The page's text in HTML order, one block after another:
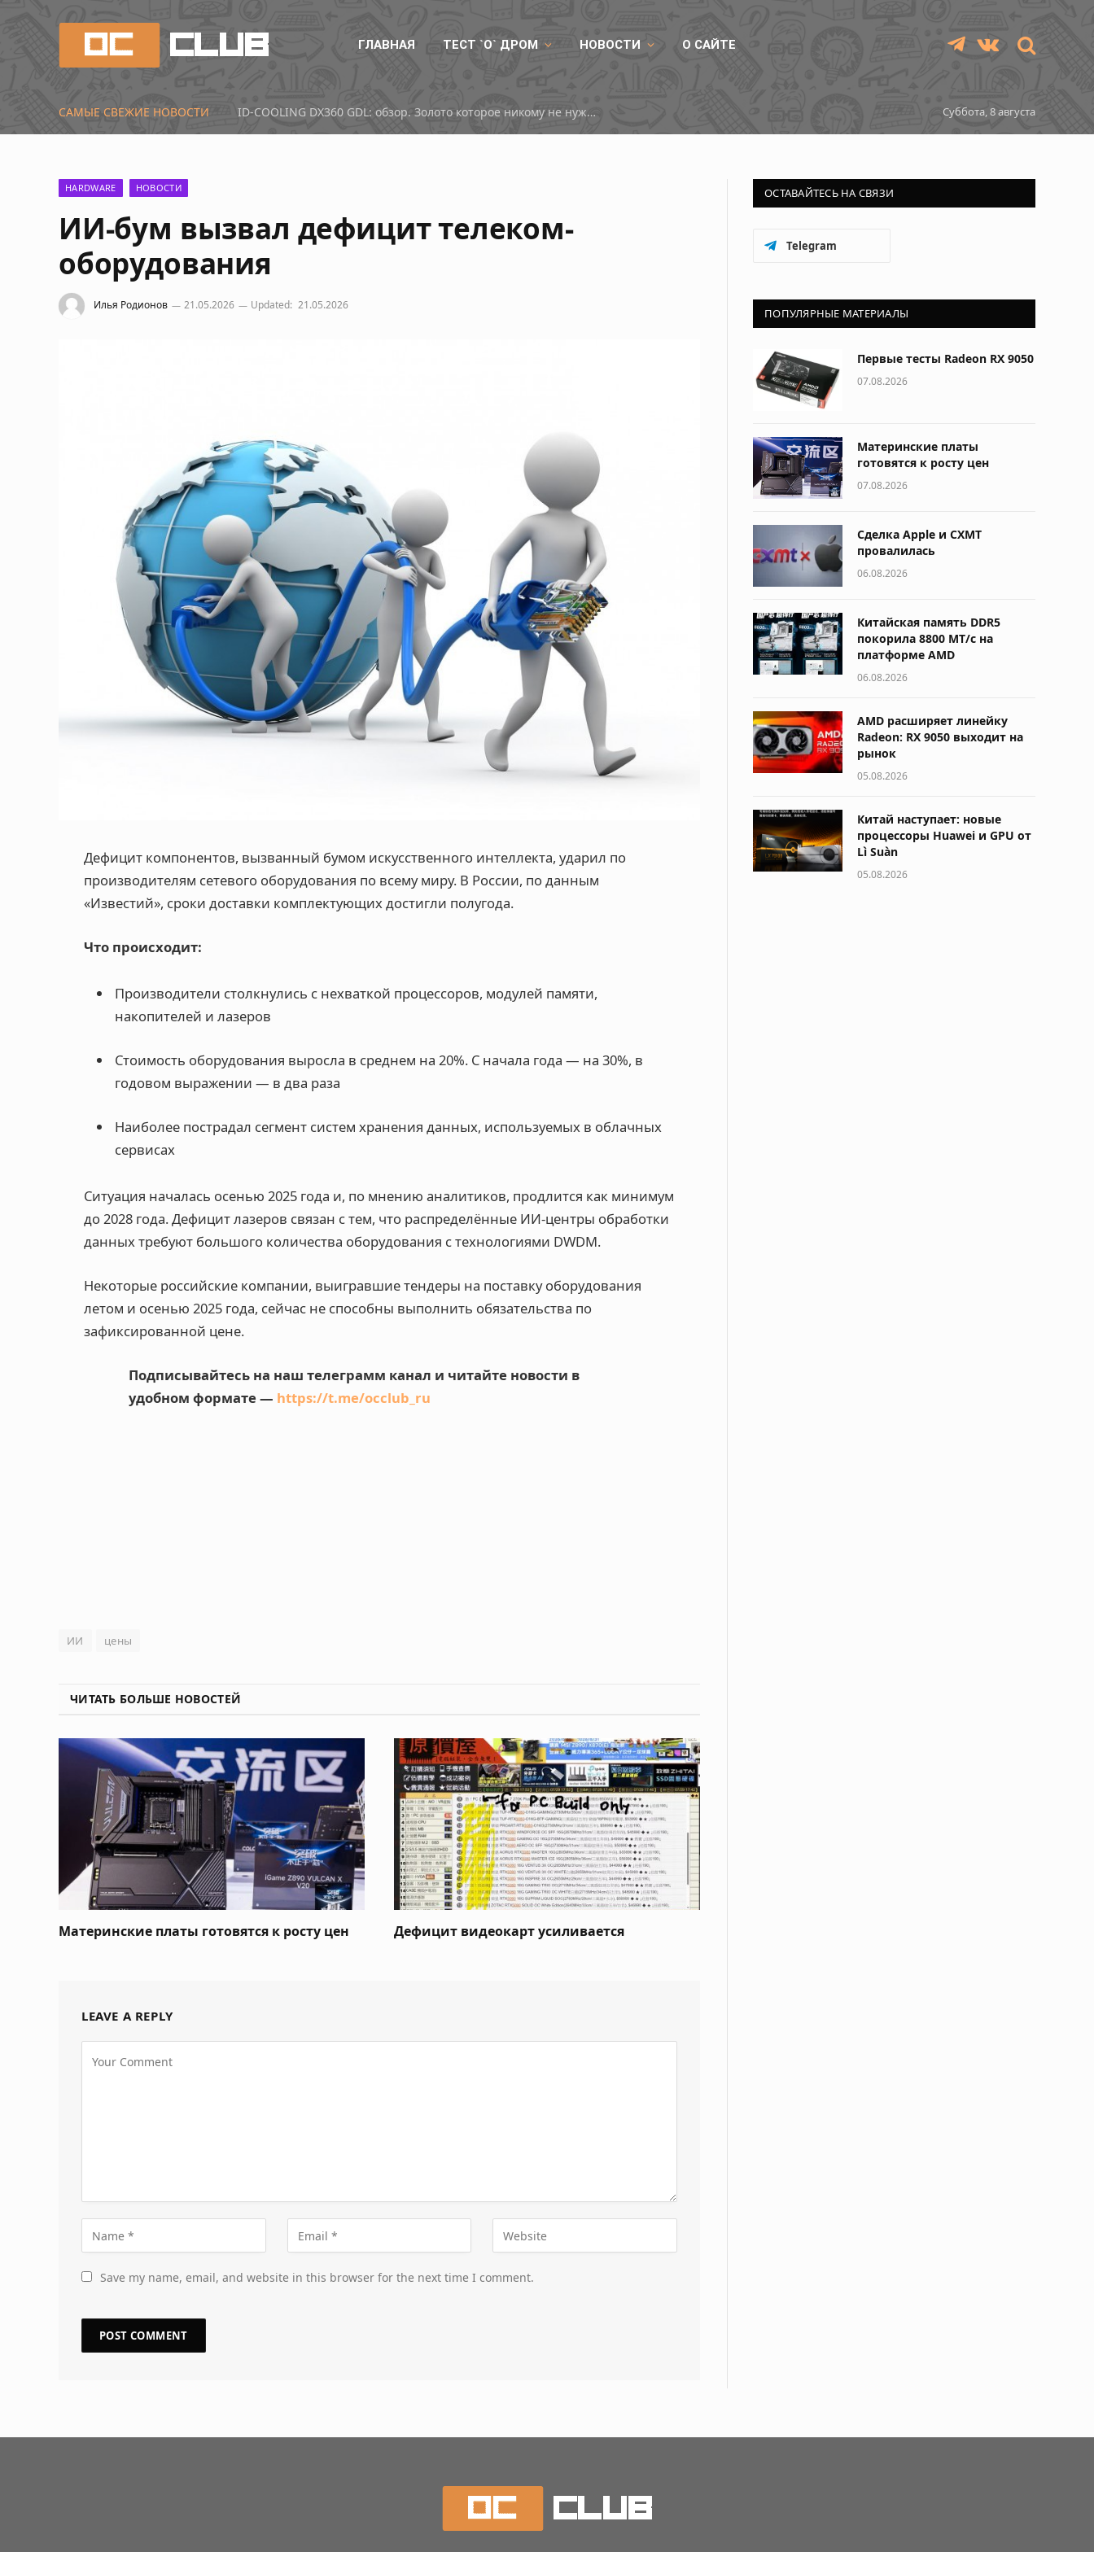
ГЛАВНАЯ ТЕСТ `О` ДРОМ НОВОСТИ О САЙТЕ TelegramVKontakte
САМЫЕ СВЕЖИЕ НОВОСТИ Первые тесты Radeon RX 9050 Суббота, 8 августа
HARDWARE НОВОСТИ
ИИ-бум вызвал дефицит телеком-
оборудования
Илья Родионов 21.05.2026 Updated: 21.05.2026
Дефицит компонентов, вызванный бумом искусственного интеллекта, ударил по
производителям сетевого оборудования по всему миру. В России, по данным
«Известий», сроки доставки комплектующих достигли полугода.
Что происходит:
Производители столкнулись с нехваткой процессоров, модулей памяти,
накопителей и лазеров
Стоимость оборудования выросла в среднем на 20%. C начала года — на 30%, в
годовом выражении — в два раза
Наиболее пострадал сегмент систем хранения данных, используемых в облачных
сервисах
Ситуация началась осенью 2025 года и, по мнению аналитиков, продлится как минимум
до 2028 года. Дефицит лазеров связан с тем, что распределённые ИИ-центры обработки
данных требуют большого количества оборудования с технологиями DWDM.
Некоторые российские компании, выигравшие тендеры на поставку оборудования
летом и осенью 2025 года, сейчас не способны выполнить обязательства по
зафиксированной цене.
Подписывайтесь на наш телеграмм канал и читайте новости в
удобном формате — https://t.me/occlub_ru
ИИ цены
ЧИТАТЬ БОЛЬШЕ НОВОСТЕЙ
Материнские платы готовятся к росту цен Дефицит видеокарт усиливается
LEAVE A REPLY
Save my name, email, and website in this browser for the next time I comment.
ОСТАВАЙТЕСЬ НА СВЯЗИ
Telegram
ПОПУЛЯРНЫЕ МАТЕРИАЛЫ
Первые тесты Radeon RX 9050
07.08.2026
Материнские платы
готовятся к росту цен
07.08.2026
Сделка Apple и CXMT
провалилась
06.08.2026
Китайская память DDR5
покорила 8800 МТ/с на
платформе AMD
06.08.2026
AMD расширяет линейку
Radeon: RX 9050 выходит на
рынок
05.08.2026
Китай наступает: новые
процессоры Huawei и GPU от
Lì Suàn
05.08.2026